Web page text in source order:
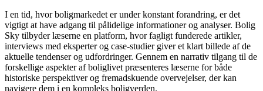
I en tid, hvor boligmarkedet er under konstant forandring, er det
vigtigt at have adgang til pålidelige informationer og analyser. Bolig
Sky tilbyder læserne en platform, hvor fagligt funderede artikler,
interviews med eksperter og case-studier giver et klart billede af de
aktuelle tendenser og udfordringer. Gennem en narrativ tilgang til de
forskellige aspekter af boliglivet præsenteres læserne for både
historiske perspektiver og fremadskuende overvejelser, der kan
navigere dem i en kompleks boligverden.